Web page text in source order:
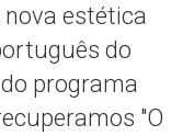
estética
do
programa
"O